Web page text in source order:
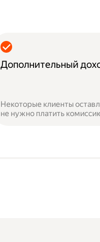
Дополнительный
Некоторые клиенты
не нужно платить